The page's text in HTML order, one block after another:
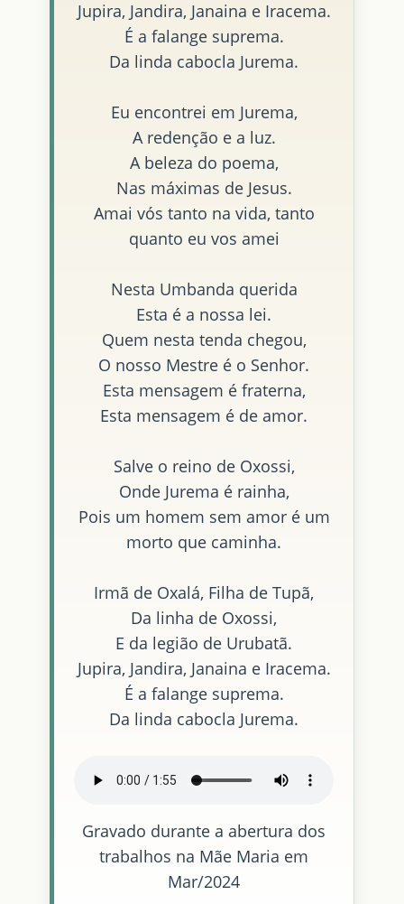
Jupira, Jandira, Janaina e Iracema.
É a falange suprema.
Da linda cabocla Jurema.
Eu encontrei em Jurema,
A redenção e a luz.
A beleza do poema,
Nas máximas de Jesus.
Amai vós tanto na vida, tanto
quanto eu vos amei
Nesta Umbanda querida
Esta é a nossa lei.
Quem nesta tenda chegou,
O nosso Mestre é o Senhor.
Esta mensagem é fraterna,
Esta mensagem é de amor.
Salve o reino de Oxossi,
Onde Jurema é rainha,
Pois um homem sem amor é um
morto que caminha.
Irmã de Oxalá, Filha de Tupã,
Da linha de Oxossi,
E da legião de Urubatã.
Jupira, Jandira, Janaina e Iracema.
É a falange suprema.
Da linda cabocla Jurema.
Gravado durante a abertura dos
trabalhos na Mãe Maria em
Mar/2024